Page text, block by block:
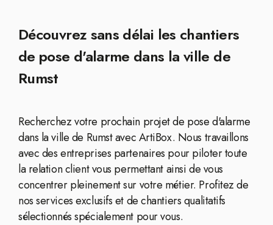
Découvrez sans délai les chantiers
de pose d'alarme dans la ville de
Rumst
Recherchez votre prochain projet de pose d'alarme
dans la ville de Rumst avec ArtiBox. Nous travaillons
avec des entreprises partenaires pour piloter toute
la relation client vous permettant ainsi de vous
concentrer pleinement sur votre métier. Profitez de
nos services exclusifs et de chantiers qualitatifs
sélectionnés spécialement pour vous.